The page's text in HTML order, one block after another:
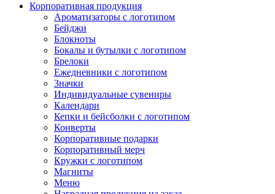
Корпоративная продукция
Ароматизаторы с логотипом
Бейджи
Блокноты
Бокалы и бутылки с логотипом
Брелоки
Ежедневники с логотипом
Значки
Индивидуальные сувениры
Календари
Кепки и бейсболки с логотипом
Конверты
Корпоративные подарки
Корпоративный мерч
Кружки с логотипом
Магниты
Меню